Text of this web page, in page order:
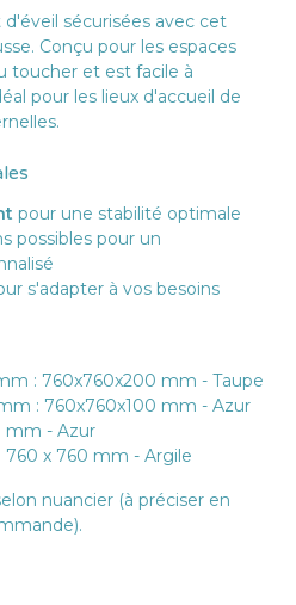
d'éveil sécurisées avec cet
Conçu pour les espaces
toucher et est facile à
pour les lieux d'accueil de
pour une stabilité optimale
possibles pour un
s'adapter à vos besoins
: 760x760x200 mm - Taupe
: 760x760x100 mm - Azur
mm - Azur
760 x 760 mm - Argile
nuancier (à préciser en